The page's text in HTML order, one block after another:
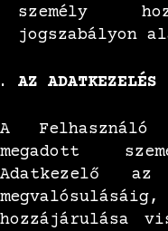
személy
jogszabályon
AZ ADATKEZELÉS
A Felhasználó
megadott
Adatkezelő az
hozzájárulása